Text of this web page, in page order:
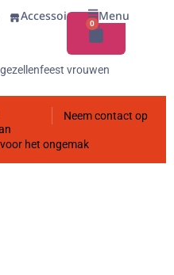
Accessoires
0
Menu
vrouwen
Neem contact op
het ongemak